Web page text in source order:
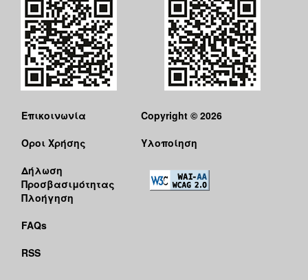
Επικοινωνία
Όροι Χρήσης
Δήλωση
Προσβασιμότητας
Πλοήγηση
FAQs
RSS
Copyright © 2026
Υλοποίηση